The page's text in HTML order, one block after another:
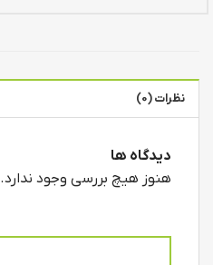
نظرات (0)
دیدگاه ها
هنوز هیچ بررسی وجود ندارد.